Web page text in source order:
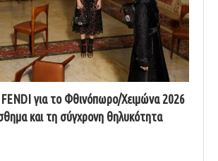
για το Φθινόπωρο/Χειμώνα 2026
και τη σύγχρονη θηλυκότητα